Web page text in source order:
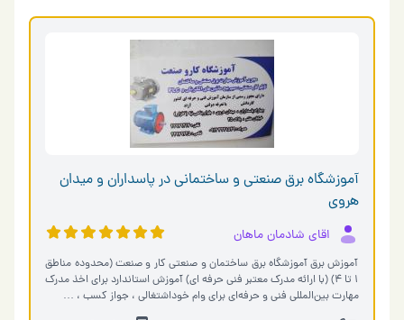
آموزشگاه برق صنعتی و ساختمانی در پاسداران و میدان
هروی
اقای شادمان ماهان
آموزش برق آموزشگاه برق ساختمان و صنعتی کار و صنعت (محدوده مناطق
۱ تا ۴) (با ارائه مدرک معتبر فنی حرفه ای) آموزش استاندارد برای اخذ مدرک
مهارت بین‌المللی فنی و حرفه‌ای برای وام خوداشتغالی ، جواز کسب ، …